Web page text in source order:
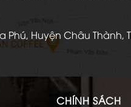
Phú, Huyện Châu Thành,
CHÍNH SÁCH